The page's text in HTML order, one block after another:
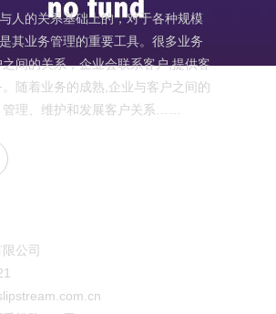
人的关系基础上的，对于各种规模
其业务管理的重要工具。很多业务
间的关系，企业会联系客户,提供客
随着业务的成熟,企业与客户之间的
管理、维护和发展客户关系……
限公司